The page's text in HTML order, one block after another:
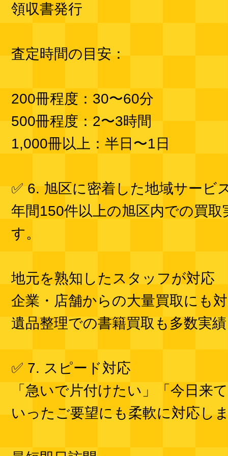
領収書発行
査定時間の目安：
200冊程度：30〜60分
500冊程度：2〜3時間
1,000冊以上：半日〜1日
✅ 6. 旭区に密着した地域サービ
年間150件以上の旭区内での買
す。
地元を熟知したスタッフが対応
企業・店舗からの大量買取にも
遺品整理での書籍買取も多数実績
✅ 7. スピード対応
「急いで片付けたい」「今日来
いったご要望にも柔軟に対応し